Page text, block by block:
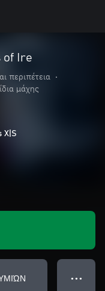
of Ire
περιπέτεια
•
μάχης
X|S
● ● ●